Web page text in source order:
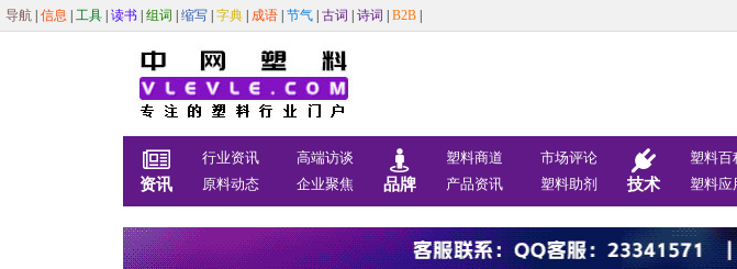
导航 信息 工具 读书 组词 缩写 字典 成语 节气 古词 诗词 B2B
资讯
行业资讯
高端访谈
原料动态
企业聚焦 品牌
塑料商道
市场评论
产品资讯
塑料助剂 技术
塑料百
塑料应